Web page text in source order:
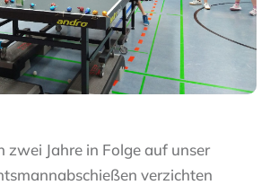
zwei Jahre in Folge auf unser
verzichten